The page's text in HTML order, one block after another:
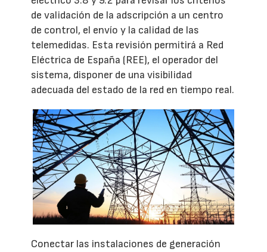
de validación de la adscripción a un centro
de control, el envío y la calidad de las
telemedidas. Esta revisión permitirá a Red
Eléctrica de España (REE), el operador del
sistema, disponer de una visibilidad
adecuada del estado de la red en tiempo real.
Conectar las instalaciones de generación